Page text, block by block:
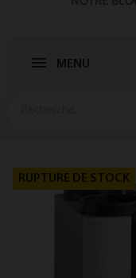
MENU
RUPTURE DE STOCK